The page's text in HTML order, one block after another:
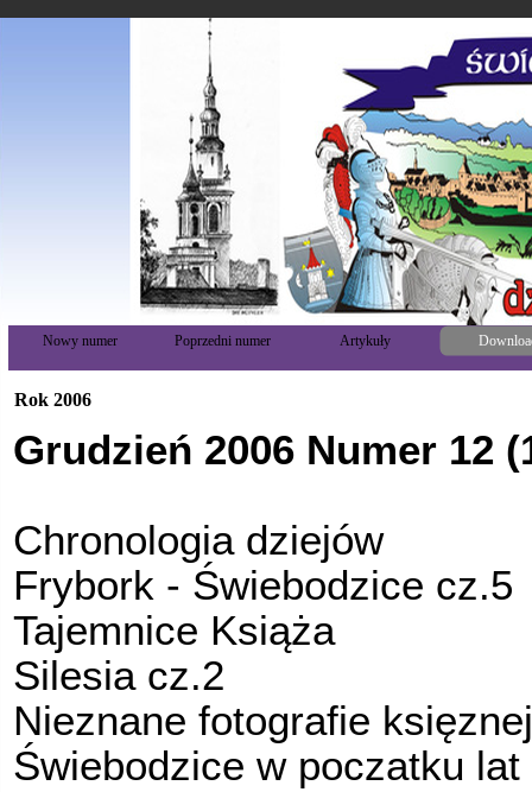
Nowy numer Poprzedni numer Artykuły
Rok 2006
Grudzień 2006 Numer 12
Chronologia dziejów
Frybork - Świebodzice cz.5
Tajemnice Książa
Silesia cz.2
Nieznane fotografie
Świebodzice w poczatku